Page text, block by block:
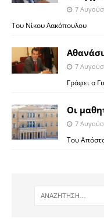
7
Του Νίκου Λακόπουλου
7
Γράφει ο
Οι
7
Του